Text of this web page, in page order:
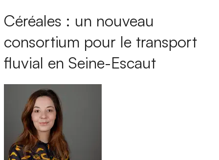
Céréales : un nouveau
consortium pour le transport
fluvial en Seine-Escaut